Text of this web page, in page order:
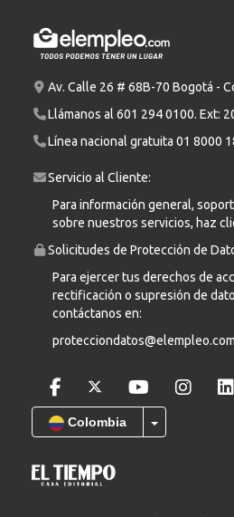
Av. Calle 26 # 68B-70 Bogotá -
Llámanos al 601 294 0100. Ext:
Línea nacional gratuita 01 8000
Servicio al Cliente:
Para información general,
sobre nuestros servicios, haz
Solicitudes de Protección de
Para ejercer tus derechos de
rectificación o supresión de
contáctanos en:
protecciondatos@elempleo.com
Colombia